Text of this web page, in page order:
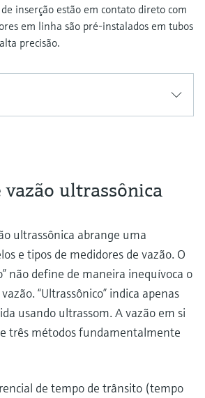
inserção estão em contato direto com
em linha são pré-instalados em tubos
precisão.
ultrassônica
ultrassônica abrange uma
e tipos de medidores de vazão. O
não define de maneira inequívoca o
“Ultrassônico” indica apenas
usando ultrassom. A vazão em si
três métodos fundamentalmente
de tempo de trânsito (tempo